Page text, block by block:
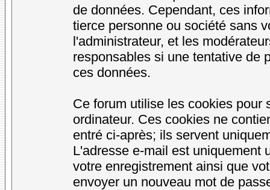
de données. Cependant, ces
tierce personne ou société sans
l'administrateur, et les
responsables si une tentative de
ces données.
Ce forum utilise les cookies pour
ordinateur. Ces cookies ne
entré ci-après; ils servent
L'adresse e-mail est uniquement
votre enregistrement ainsi que
envoyer un nouveau mot de